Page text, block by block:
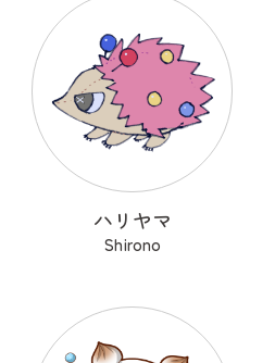
ハリヤマ
Shirono